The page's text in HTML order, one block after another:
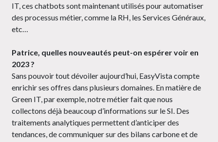
IT, ces chatbots sont maintenant utilisés pour automatiser
des processus métier, comme la RH, les Services Généraux,
etc…
Patrice, quelles nouveautés peut-on espérer voir en
2023 ?
Sans pouvoir tout dévoiler aujourd’hui, EasyVista compte
enrichir ses offres dans plusieurs domaines. En matière de
Green IT, par exemple, notre métier fait que nous
collectons déjà beaucoup d’informations sur le SI. Des
traitements analytiques permettent d’anticiper des
tendances, de communiquer sur des bilans carbone et de